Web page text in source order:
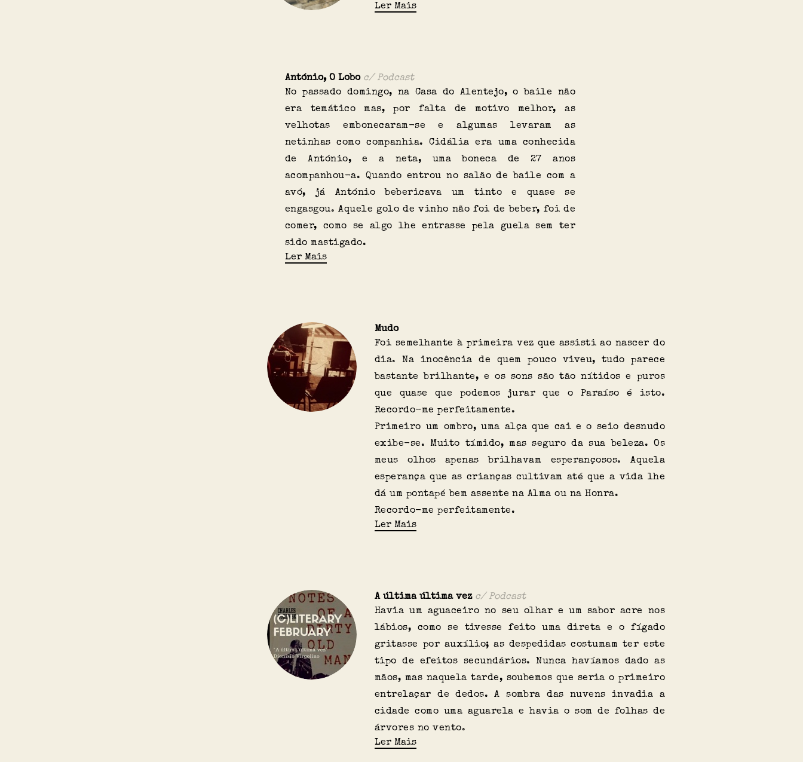
Ler Mais
António, O Lobo
Podcast
No passado domingo, na Casa do Alentejo, o baile não
era temático mas, por falta de motivo melhor, as
velhotas embonecaram-se e algumas levaram as
netinhas como companhia. Cidália era uma conhecida
de António, e a neta, uma boneca de 27 anos
acompanhou-a. Quando entrou no salão de baile com a
avó, já António bebericava um tinto e quase se
engasgou. Aquele golo de vinho não foi de beber, foi de
comer, como se algo lhe entrasse pela guela sem ter
sido mastigado.
Ler Mais
Mudo
Foi semelhante à primeira vez que assisti ao nascer do
dia. Na inocência de quem pouco viveu, tudo parece
bastante brilhante, e os sons são tão nítidos e puros
que quase que podemos jurar que o Paraíso é isto.
Recordo-me perfeitamente.
Primeiro um ombro, uma alça que cai e o seio desnudo
exibe-se. Muito tímido, mas seguro da sua beleza. Os
meus olhos apenas brilhavam esperançosos. Aquela
esperança que as crianças cultivam até que a vida lhe
dá um pontapé bem assente na Alma ou na Honra.
Recordo-me perfeitamente.
Ler Mais
A última última vez
Podcast
Havia um aguaceiro no seu olhar e um sabor acre nos
lábios, como se tivesse feito uma direta e o fígado
gritasse por auxílio; as despedidas costumam ter este
tipo de efeitos secundários. Nunca havíamos dado as
mãos, mas naquela tarde, soubemos que seria o primeiro
entrelaçar de dedos. A sombra das nuvens invadia a
cidade como uma aguarela e havia o som de folhas de
árvores no vento.
Ler Mais